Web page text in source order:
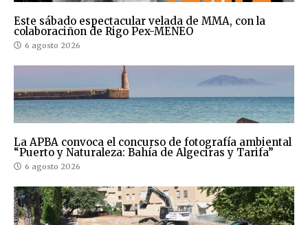
Este sábado espectacular velada de MMA, con la
colaboraciñon de Rigo Pex-MENEO
6 agosto 2026
La APBA convoca el concurso de fotografía ambiental
“Puerto y Naturaleza: Bahía de Algeciras y Tarifa”
6 agosto 2026